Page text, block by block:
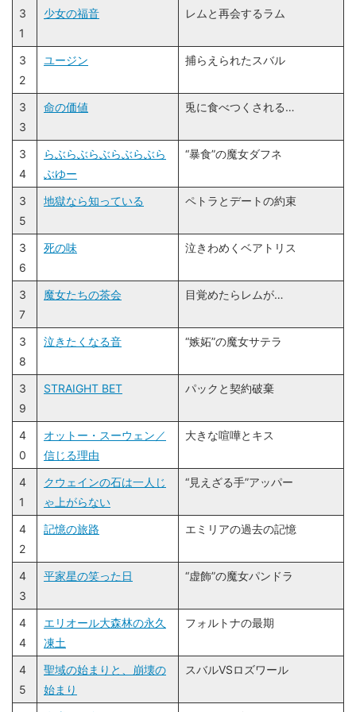
3
1
少女の福音 レムと再会するラム
3
2
ユージン 捕らえられたスバル
3
3
命の価値 兎に食べつくされる…
3
4
らぶらぶらぶらぶらぶら
ぶゆー
“暴食”の魔女ダフネ
3
5
地獄なら知っている ペトラとデートの約束
3
6
死の味 泣きわめくベアトリス
3
7
魔女たちの茶会 目覚めたらレムが…
3
8
泣きたくなる音 “嫉妬”の魔女サテラ
3
9
STRAIGHT BET パックと契約破棄
4
0
オットー・スーウェン／
信じる理由
大きな喧嘩とキス
4
1
クウェインの石は一人じ
ゃ上がらない
“見えざる手”アッパー
4
2
記憶の旅路 エミリアの過去の記憶
4
3
平家星の笑った日 “虚飾”の魔女パンドラ
4
4
エリオール大森林の永久
凍土
フォルトナの最期
4
5
聖域の始まりと、崩壊の
始まり
スバルVSロズワール